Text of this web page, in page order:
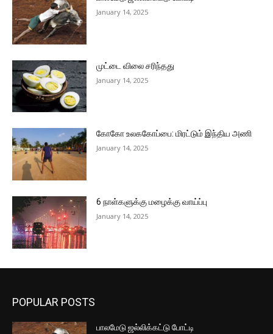
January 14, 2025
முட்டை விலை சரிந்தது
January 14, 2025
கோகோ உலககோப்பை: மிரட்டும் இந்திய அணி
January 14, 2025
6 நாள்களுக்கு மழைக்கு வாய்ப்பு
January 14, 2025
POPULAR POSTS
பாலமேடு ஜல்லிக்கட்டு போட்டி